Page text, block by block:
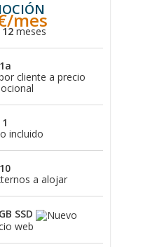
mes
12 meses
1a
cliente a precio
1
incluido
10
a alojar
SSD
web